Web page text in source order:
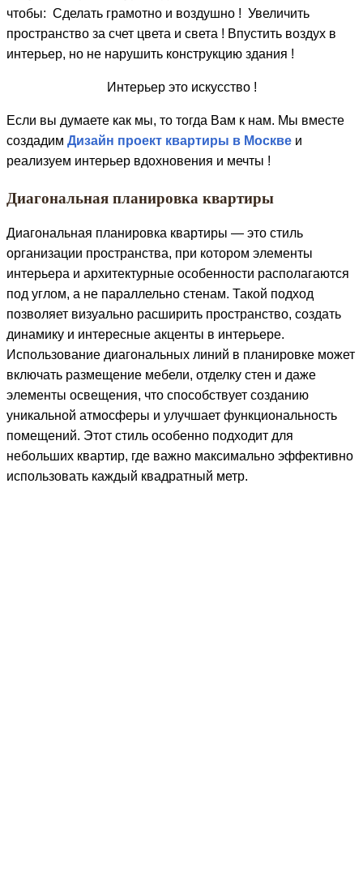
чтобы: Сделать грамотно и воздушно ! Увеличить
пространство за счет цвета и света ! Впустить воздух в
интерьер, но не нарушить конструкцию здания !
Интерьер это искусство !
Если вы думаете как мы, то тогда Вам к нам. Мы вместе
создадим Дизайн проект квартиры в Москве и
реализуем интерьер вдохновения и мечты !
Диагональная планировка квартиры
Диагональная планировка квартиры — это стиль
организации пространства, при котором элементы
интерьера и архитектурные особенности располагаются
под углом, а не параллельно стенам. Такой подход
позволяет визуально расширить пространство, создать
динамику и интересные акценты в интерьере.
Использование диагональных линий в планировке может
включать размещение мебели, отделку стен и даже
элементы освещения, что способствует созданию
уникальной атмосферы и улучшает функциональность
помещений. Этот стиль особенно подходит для
небольших квартир, где важно максимально эффективно
использовать каждый квадратный метр.